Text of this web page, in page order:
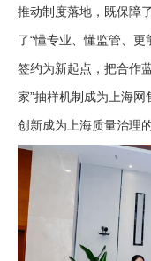
推动制度落地，既保障
了“懂专业、懂监管、
签约为新起点，把合作
家”抽样机制成为上海
创新成为上海质量治理